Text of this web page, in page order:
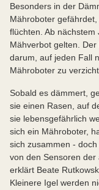
Besonders in der
Mähroboter
flüchten. Ab
Mähverbot gelten.
darum, auf jeden Fall
Mähroboter zu
Sobald es dämmert,
sie einen Rasen, auf
sie lebensgefährlich
sich ein Mähroboter,
sich zusammen -
von den Sensoren der
erklärt Beate
Kleinere Igel werden